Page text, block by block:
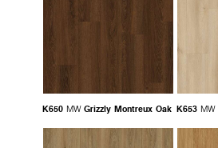
K650 MW Grizzly Montreux Oak K653 MW